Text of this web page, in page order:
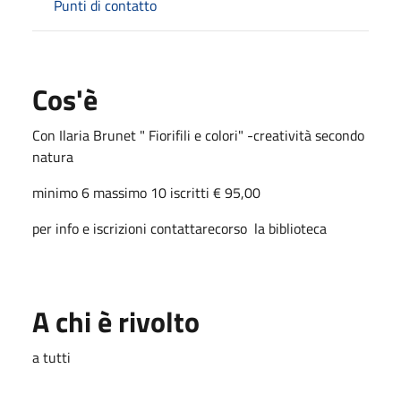
Punti di contatto
Cos'è
Con Ilaria Brunet " Fiorifili e colori" -creatività secondo
natura
minimo 6 massimo 10 iscritti € 95,00
per info e iscrizioni contattarecorso la biblioteca
A chi è rivolto
a tutti